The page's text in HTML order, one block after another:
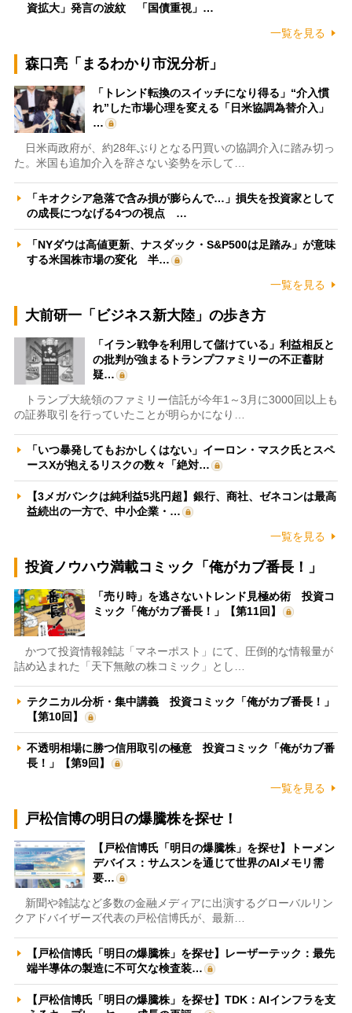
資拡大」発言の波紋 「国債重視」…
一覧を見る
森口亮「まるわかり市況分析」
「トレンド転換のスイッチになり得る」“介入慣
れ”した市場心理を変える「日米協調為替介入」
…
日米両政府が、約28年ぶりとなる円買いの協調介入に踏み切っ
た。米国も追加介入を辞さない姿勢を示して…
「キオクシア急落で含み損が膨らんで…」損失を投資家として
の成長につなげる4つの視点 …
「NYダウは高値更新、ナスダック・S&P500は足踏み」が意味
する米国株市場の変化 半…
一覧を見る
大前研一「ビジネス新大陸」の歩き方
「イラン戦争を利用して儲けている」利益相反と
の批判が強まるトランプファミリーの不正蓄財
疑…
トランプ大統領のファミリー信託が今年1～3月に3000回以上も
の証券取引を行っていたことが明らかになり…
「いつ暴発してもおかしくはない」イーロン・マスク氏とスペ
ースXが抱えるリスクの数々「絶対…
【3メガバンクは純利益5兆円超】銀行、商社、ゼネコンは最高
益続出の一方で、中小企業・…
一覧を見る
投資ノウハウ満載コミック「俺がカブ番長！」
「売り時」を逃さないトレンド見極め術 投資コ
ミック「俺がカブ番長！」【第11回】
かつて投資情報雑誌「マネーポスト」にて、圧倒的な情報量が
詰め込まれた「天下無敵の株コミック」とし…
テクニカル分析・集中講義 投資コミック「俺がカブ番長！」
【第10回】
不透明相場に勝つ信用取引の極意 投資コミック「俺がカブ番
長！」【第9回】
一覧を見る
戸松信博の明日の爆騰株を探せ！
【戸松信博氏「明日の爆騰株」を探せ】トーメン
デバイス：サムスンを通じて世界のAIメモリ需
要…
新聞や雑誌など多数の金融メディアに出演するグローバルリン
クアドバイザーズ代表の戸松信博氏が、最新…
【戸松信博氏「明日の爆騰株」を探せ】レーザーテック：最先
端半導体の製造に不可欠な検査装…
【戸松信博氏「明日の爆騰株」を探せ】TDK：AIインフラを支